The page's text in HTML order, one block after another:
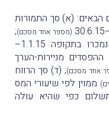
הבאים: (א) סך התמורות
(מספר אחד מסכם);
(ב) סך כל הרווחים מניירות-הערך שנמכרו בתקופה 1.1.15–
מניירות-הערך
אחד מסכם); (ד) סך הרווח
ממוין לפי שיעורי המס
כפי שהיא עולה